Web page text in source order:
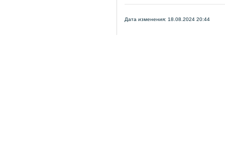
Дата изменения: 18.08.2024 20:44